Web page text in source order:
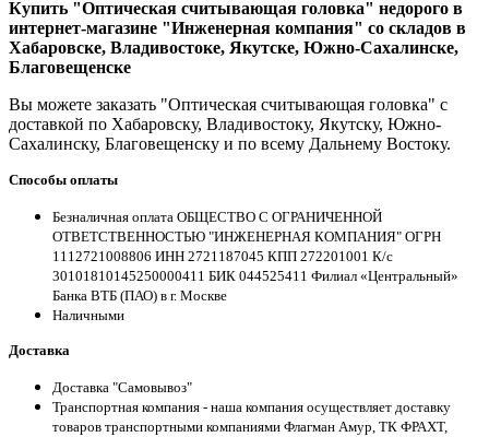
Купить "Оптическая считывающая головка" недорого в
интернет-магазине "Инженерная компания" со складов в
Хабаровске, Владивостоке, Якутске, Южно-Сахалинске,
Благовещенске
Вы можете заказать "Оптическая считывающая головка" с
доставкой по Хабаровску, Владивостоку, Якутску, Южно-
Сахалинску, Благовещенску и по всему Дальнему Востоку.
Способы оплаты
Безналичная оплата ОБЩЕСТВО С ОГРАНИЧЕННОЙ
ОТВЕТСТВЕННОСТЬЮ "ИНЖЕНЕРНАЯ КОМПАНИЯ" ОГРН
1112721008806 ИНН 2721187045 КПП 272201001 К/с
30101810145250000411 БИК 044525411 Филиал «Центральный»
Банка ВТБ (ПАО) в г. Москве
Наличными
Доставка
Доставка "Самовывоз"
Транспортная компания - наша компания осуществляет доставку
товаров транспортными компаниями Флагман Амур, ТК ФРАХТ,